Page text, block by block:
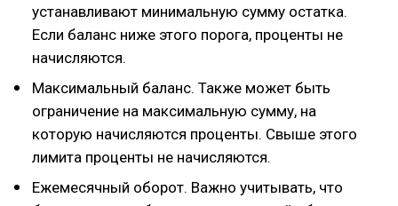
устанавливают минимальную сумму остатка.
Если баланс ниже этого порога, проценты не
начисляются.
Максимальный баланс. Также может быть
ограничение на максимальную сумму, на
которую начисляются проценты. Свыше этого
лимита проценты не начисляются.
Ежемесячный оборот. Важно учитывать, что